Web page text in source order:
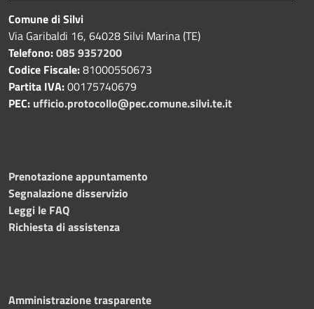
Comune di Silvi
Via Garibaldi 16, 64028 Silvi Marina (TE)
Telefono:085 9357200
Codice Fiscale:81000550673
Partita IVA:00175740679
PEC: ufficio.protocollo@pec.comune.silvi.te.it
Prenotazione appuntamento
Segnalazione disservizio
Leggi le FAQ
Richiesta di assistenza
Amministrazione trasparente